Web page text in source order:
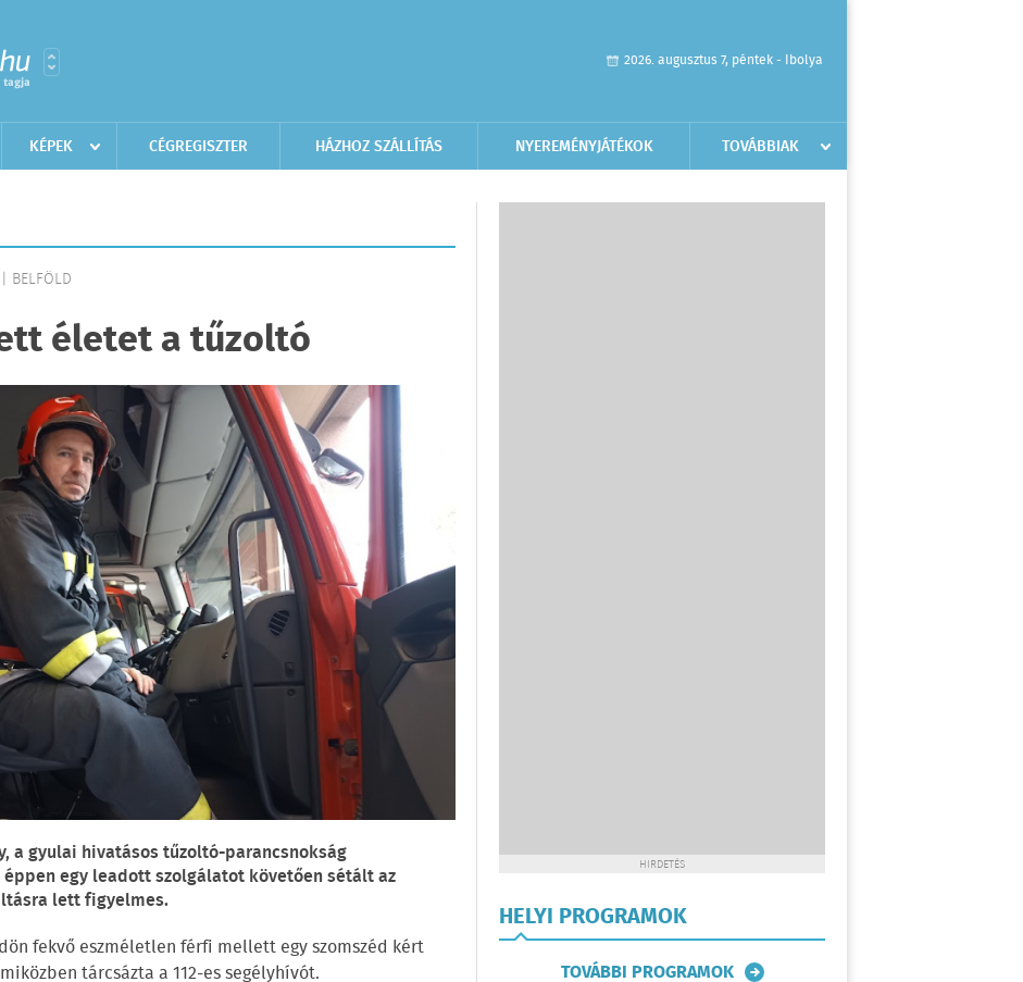
2026. augusztus 7, péntek - Ibolya
KÉPEK CÉGREGISZTER HÁZHOZ SZÁLLÍTÁS NYEREMÉNYJÁTÉKOK TOVÁBBIAK
BELFÖLD
életet a tűzoltó
a gyulai hivatásos tűzoltó-parancsnokság
egy leadott szolgálatot követően sétált az
lett figyelmes.
fekvő eszméletlen férfi mellett egy szomszéd kért
tárcsázta a 112-es segélyhívót.
HIRDETÉS
HELYI PROGRAMOK
TOVÁBBI PROGRAMOK